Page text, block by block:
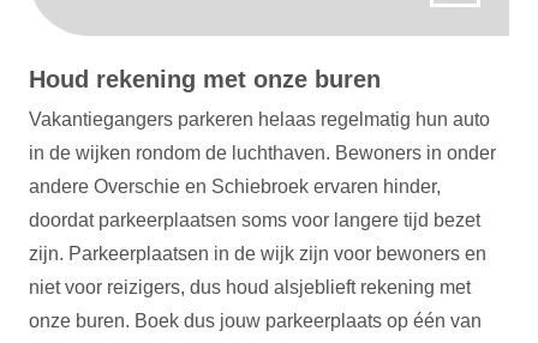
Houd rekening met onze buren
Vakantiegangers parkeren helaas regelmatig hun auto
in de wijken rondom de luchthaven. Bewoners in onder
andere Overschie en Schiebroek ervaren hinder,
doordat parkeerplaatsen soms voor langere tijd bezet
zijn. Parkeerplaatsen in de wijk zijn voor bewoners en
niet voor reizigers, dus houd alsjeblieft rekening met
onze buren. Boek dus jouw parkeerplaats op één van